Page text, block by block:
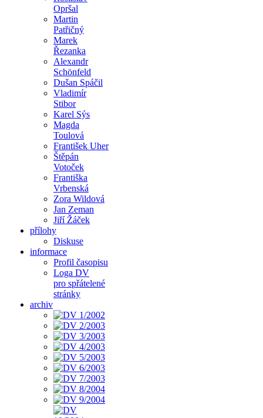
Opršal
Martin
Patřičný
Marek
Řezanka
Alexandr
Schönfeld
Dušan Spáčil
Vladimír
Stibor
Karel Sýs
Magda
Toulová
František Uher
Štěpán
Votoček
Františka
Vrbenská
Zora Wildová
Jan Zeman
Jiří Žáček
přílohy
Diskuse
informace
Profil časopisu
Loga DV
pro spřátelené
stránky
archiv